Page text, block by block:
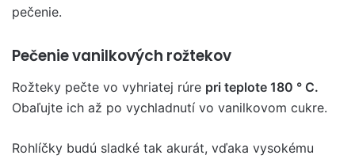
pečenie.
Pečenie vanilkových rožtekov
Rožteky pečte vo vyhriatej rúre pri teplote 180 ° C.
Obaľujte ich až po vychladnutí vo vanilkovom cukre.
Rohlíčky budú sladké tak akurát, vďaka vysokému